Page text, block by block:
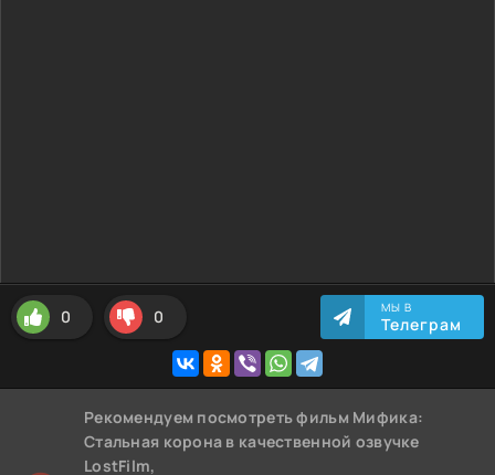
0 0 МЫ В
Телеграм
Рекомендуем посмотреть фильм Мифика:
Стальная корона в качественной озвучке
LostFilm,